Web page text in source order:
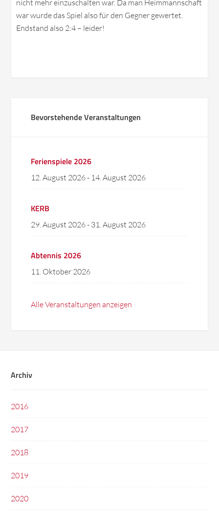
nicht mehr einzuschalten war. Da man Heimmannschaft
war wurde das Spiel also für den Gegner gewertet.
Endstand also 2:4 – leider!
Bevorstehende Veranstaltungen
Ferienspiele 2026
12. August 2026- 14. August 2026
KERB
29. August 2026- 31. August 2026
Abtennis 2026
11. Oktober 2026
Alle Veranstaltungen anzeigen
Archiv
2016
2017
2018
2019
2020